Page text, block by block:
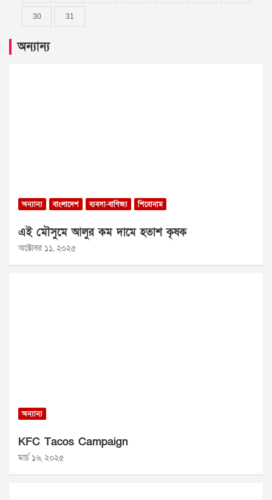
30 31
অন্যান্য
অন্যান্য বাংলাদেশ ব্যবসা-বাণিজ্য শিরোনাম
এই মৌসুমে আলুর কম দামে হতাশ কৃষক
অক্টোবর ১১, ২০২৫
অন্যান্য
KFC Tacos Campaign
মার্চ ১৬, ২০২৫